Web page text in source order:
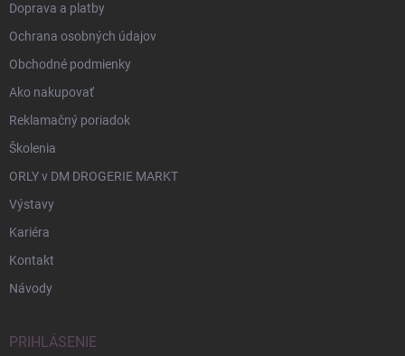
Doprava a platby
Ochrana osobných údajov
Obchodné podmienky
Ako nakupovať
Reklamačný poriadok
Školenia
ORLY v DM DROGERIE MARKT
Výstavy
Kariéra
Kontakt
Návody
PRIHLÁSENIE